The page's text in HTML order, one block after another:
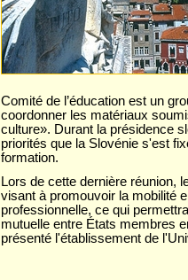
Comité de l’éducation est un
coordonner les matériaux
culture». Durant la présidence
priorités que la Slovénie s'est
formation.
Lors de cette dernière réunion,
visant à promouvoir la mobilité
professionnelle, ce qui
mutuelle entre États membres
présenté l'établissement de